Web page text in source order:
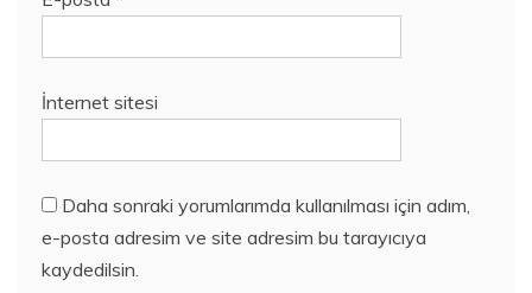
İnternet sitesi
Daha sonraki yorumlarımda kullanılması için adım,
e-posta adresim ve site adresim bu tarayıcıya
kaydedilsin.